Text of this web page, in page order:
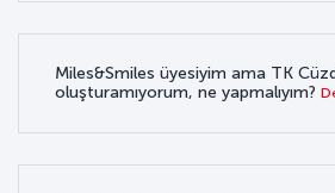
Miles&Smiles üyesiyim ama TK
oluşturamıyorum, ne yapmalıyım?